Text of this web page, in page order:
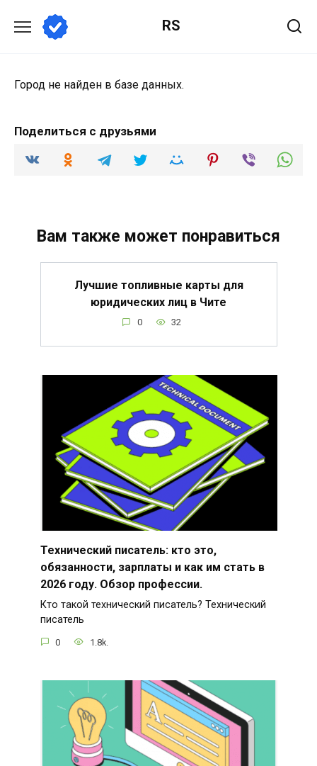
содержанию
RS
Город не найден в базе данных.
Поделиться с друзьями
Вам также может понравиться
Лучшие топливные карты для
юридических лиц в Чите
0 32
Технический писатель: кто это,
обязанности, зарплаты и как им стать в
2026 году. Обзор профессии.
Кто такой технический писатель? Технический
писатель
0 1.8k.